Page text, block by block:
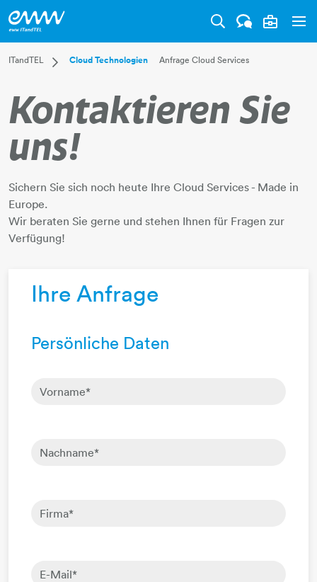
ITandTEL
Dropdown ITandTEL
Produktübersicht
Rechenzentren
Internet und Datenleitungen
Cloud Technologien
Cyber Defence Services
Success Stories
Support
Cloud Technologien Anfrage Cloud Services
Kontaktieren Sie
uns!
Sichern Sie sich noch heute Ihre Cloud Services - Made in
Europe.
​​​​​​​Wir beraten Sie gerne und stehen Ihnen für Fragen zur
Verfügung!
Ihre Anfrage
Persönliche Daten
Vorname*
Nachname*
Firma*
E-Mail*